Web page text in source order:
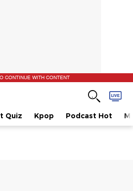
CONTINUE WITH CONTENT
Quiz Kpop Podcast Hot